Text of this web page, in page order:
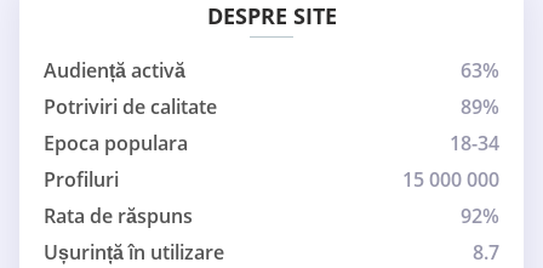
DESPRE SITE
Audiență activă
63%
Potriviri de calitate
89%
Epoca populara
18-34
Profiluri
15 000 000
Rata de răspuns
92%
Ușurință în utilizare
8.7